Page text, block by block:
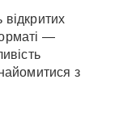
—
з